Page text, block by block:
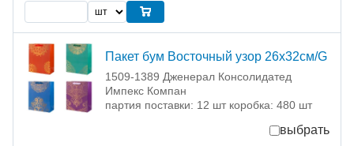
Пакет бум Восточный узор 26х32см/G
1509-1389 Дженерал Консолидатед
Импекс Компан
партия поставки: 12 шт коробка: 480 шт
выбрать